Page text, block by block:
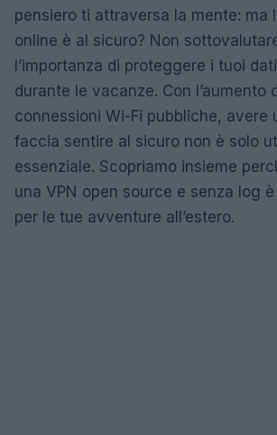
pensiero ti attraversa la mente: ma
online è al sicuro? Non
l’importanza di proteggere i tuoi
durante le vacanze. Con l’aumento
connessioni Wi-Fi pubbliche, avere
faccia sentire al sicuro non è solo
essenziale. Scopriamo insieme
una VPN open source e senza log
per le tue avventure all’estero.